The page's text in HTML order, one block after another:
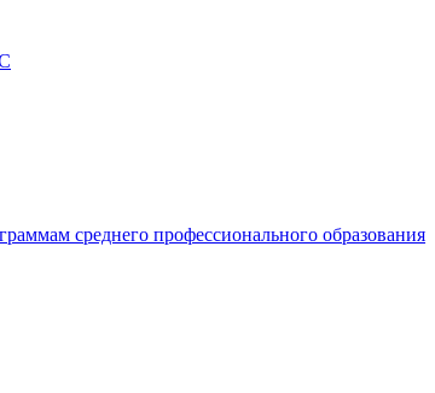
среднего профессионального образования